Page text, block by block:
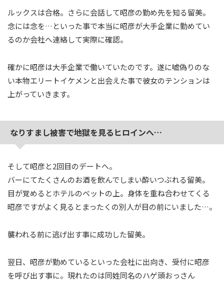
ルックスは合格。さらに会話して昭彦の勤め先を知る留美。
念には念を…といった事で本当に昭彦が大手企業に勤めてい
るのか会社へ連絡して実際に確認。
確かに昭彦は大手企業で働いていたのです。遂に嘘偽りのな
い本物エリートイケメンと出会えた事で彼女のテンションは
上がっていきます。
なりすまし被害で地獄を見るヒロインへ…
そして昭彦と2回目のデートへ。
バーにてたくさんのお酒を飲んでしまい酔いつぶれる留美。
目が覚めるとホテルのベットの上。身体を重ね合わせてくる
昭彦ですがよく見るとまったくの別人が目の前にいました…。
襲われる前に逃げ出す事に成功した留美。
翌日、昭彦が勤めているといった会社に出向き、受付に昭彦
を呼び出す事に。現れたのは同姓同名のハゲ頭おっさん